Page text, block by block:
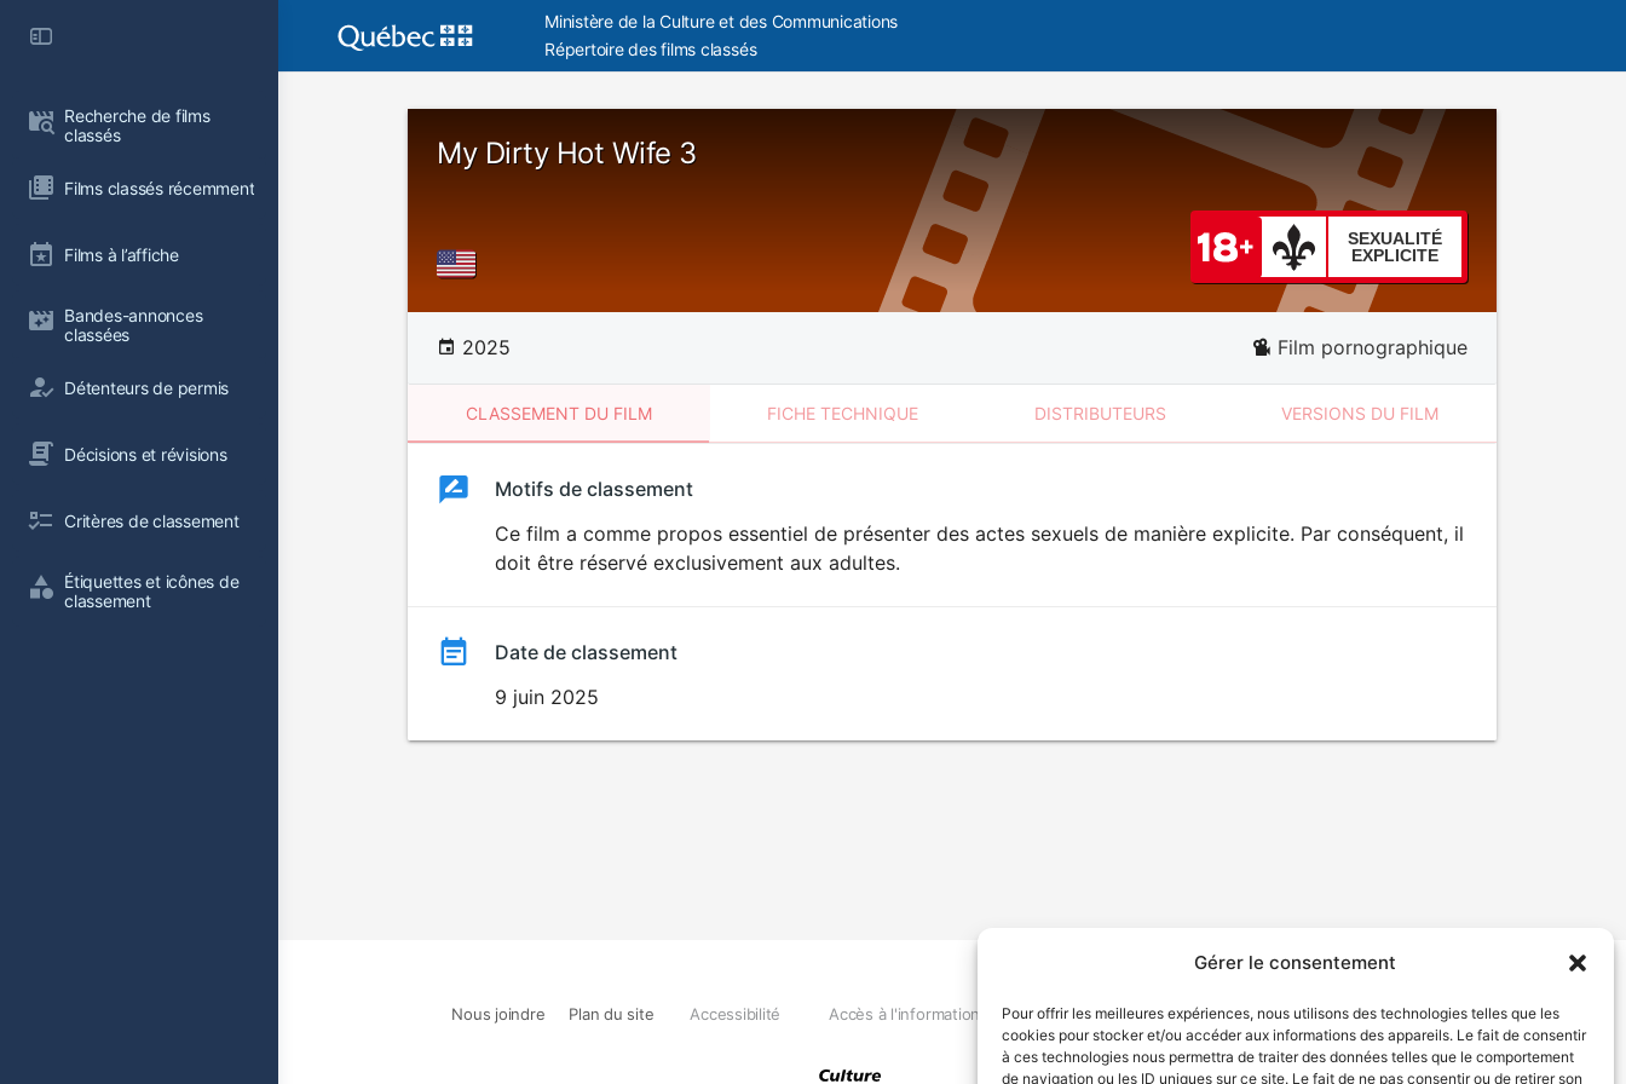
Gérer le consentement
Pour offrir les meilleures expériences, nous utilisons des technologies telles que les
cookies pour stocker et/ou accéder aux informations des appareils. Le fait de consentir
à ces technologies nous permettra de traiter des données telles que le comportement
de navigation ou les ID uniques sur ce site. Le fait de ne pas consentir ou de retirer son
Recherche de films
classés
Films classés récemment
Films à l’affiche
Bandes-annonces
classées
Détenteurs de permis
Décisions et révisions
Critères de classement
Étiquettes et icônes de
classement
Ministère de la Culture et des Communications
Répertoire des films classés
My Dirty Hot Wife 3
SEXUALITÉ
EXPLICITE
2025 Film pornographique
CLASSEMENT DU FILM FICHE TECHNIQUE DISTRIBUTEURS VERSIONS DU FILM
ClassementClassement
SEXUALITÉ
EXPLICITE
Motifs de classement
Ce film a comme propos essentiel de présenter des actes sexuels de manière explicite. Par conséquent, il
doit être réservé exclusivement aux adultes.
Date de classement
9 juin 2025
Nous joindre Plan du site Accessibilité Accès à l'information Déclaration de services Politique de confidentialité